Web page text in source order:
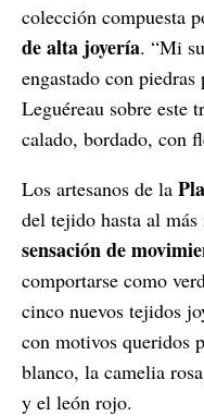
colección compuesta
de alta joyería. “Mi
engastado con
Leguéreau sobre este
calado, bordado, con
Los artesanos de la
del tejido hasta al
sensación de
comportarse como
cinco nuevos tejidos
con motivos queridos
blanco, la camelia
y el león rojo.